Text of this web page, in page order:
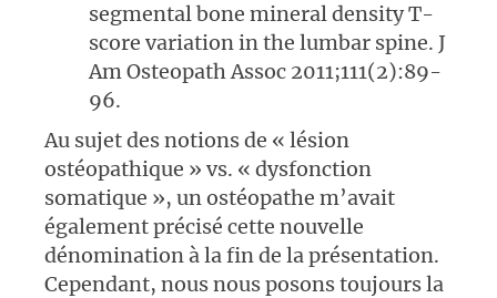
segmental bone mineral density T-
score variation in the lumbar spine. J
Am Osteopath Assoc 2011;111(2):89-
96.
Au sujet des notions de « lésion
ostéopathique » vs. « dysfonction
somatique », un ostéopathe m’avait
également précisé cette nouvelle
dénomination à la fin de la présentation.
Cependant, nous nous posons toujours la